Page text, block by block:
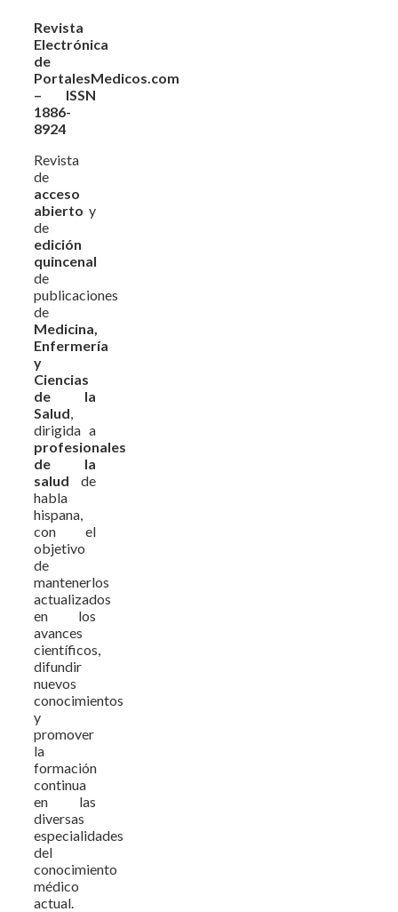
Revista
Electrónica
de
PortalesMedicos.com
– ISSN
1886-
8924
Revista
de
acceso
abierto y
de
edición
quincenal
de
publicaciones
de
Medicina,
Enfermería
y
Ciencias
de la
Salud
dirigida a
profesionales
de la
salud de
habla
hispana,
con el
objetivo
de
mantenerlos
actualizados
en los
avances
científicos,
difundir
nuevos
conocimientos
y
promover
la
formación
continua
en las
diversas
especialidades
del
conocimiento
médico
actual.